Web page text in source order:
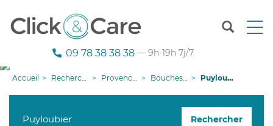
T
n
09 78 38 38 38 — 9h-19h 7j/7
Accueil Recherche aide à domicile Provence-Alpes-Côte d'Azur Bouches-du-Rhône Puyloubier
Rechercher